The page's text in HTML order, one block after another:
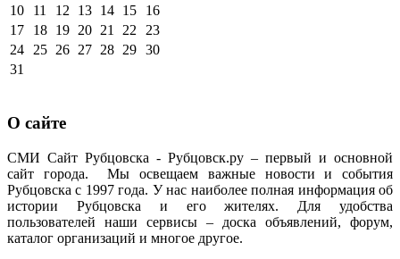
10
11 12 13 14 15
16
17
18 19 20 21 22
23
24
25 26 27 28 29 30
31
О сайте
СМИ Сайт Рубцовска - Рубцовск.ру – первый и основной
сайт города. Мы освещаем важные новости и события
Рубцовска с 1997 года. У нас наиболее полная информация об
истории Рубцовска и его жителях. Для удобства
пользователей наши сервисы – доска объявлений, форум,
каталог организаций и многое другое.